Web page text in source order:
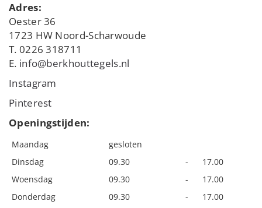
Adres:
Oester 36
1723 HW Noord-Scharwoude
T. 0226 318711
E. info@berkhouttegels.nl
Instagram
Pinterest
Openingstijden:
Maandag
gesloten
Dinsdag
09.30 -
17.00
Woensdag
09.30 -
17.00
Donderdag
09.30 -
17.00